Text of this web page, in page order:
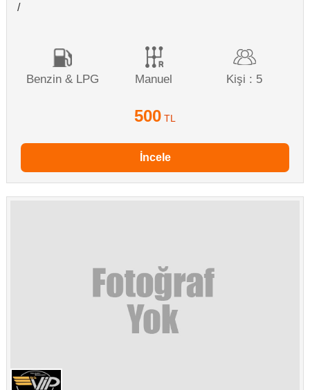
/
Benzin & LPG Manuel Kişi : 5
500 TL
İncele